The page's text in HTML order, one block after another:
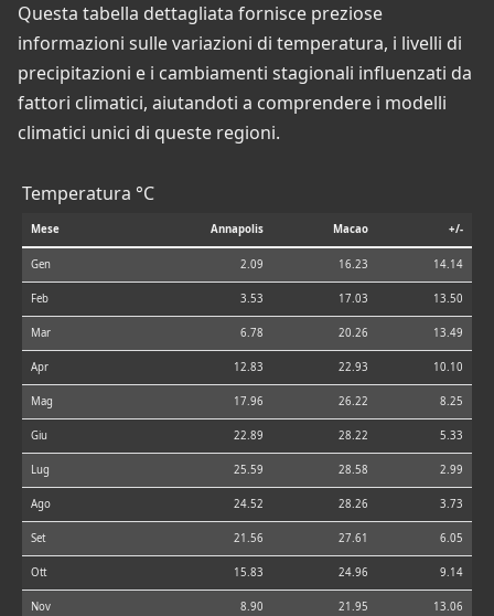
Questa tabella dettagliata fornisce preziose
informazioni sulle variazioni di temperatura, i livelli di
precipitazioni e i cambiamenti stagionali influenzati da
fattori climatici, aiutandoti a comprendere i modelli
climatici unici di queste regioni.
Temperatura °C
Mese Annapolis Macao +/-
Gen 2.09 16.23 14.14
Feb 3.53 17.03 13.50
Mar 6.78 20.26 13.49
Apr 12.83 22.93 10.10
Mag 17.96 26.22 8.25
Giu 22.89 28.22 5.33
Lug 25.59 28.58 2.99
Ago 24.52 28.26 3.73
Set 21.56 27.61 6.05
Ott 15.83 24.96 9.14
Nov 8.90 21.95 13.06